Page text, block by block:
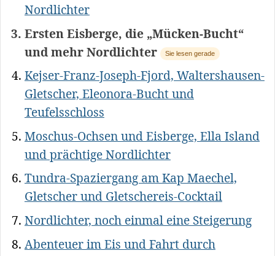
Nordlichter
Ersten Eisberge, die „Mücken-Bucht“
und mehr Nordlichter
Sie lesen gerade
Kejser-Franz-Joseph-Fjord, Waltershausen-
Gletscher, Eleonora-Bucht und
Teufelsschloss
Moschus-Ochsen und Eisberge, Ella Island
und prächtige Nordlichter
Tundra-Spaziergang am Kap Maechel,
Gletscher und Gletschereis-Cocktail
Nordlichter, noch einmal eine Steigerung
Abenteuer im Eis und Fahrt durch